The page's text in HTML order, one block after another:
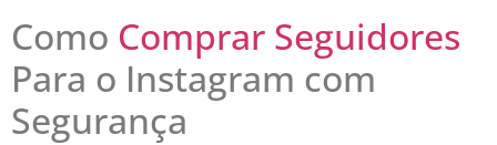
Como Comprar Seguidores
Para o Instagram com
Segurança